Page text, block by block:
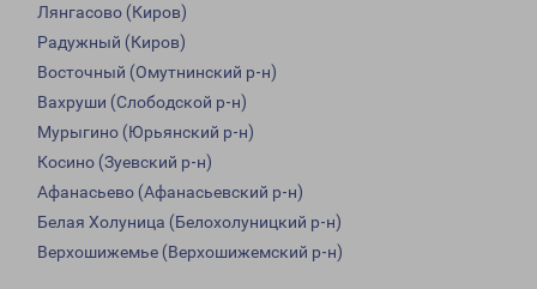
Лянгасово (Киров)
Радужный (Киров)
Восточный (Омутнинский р-н)
Вахруши (Слободской р-н)
Мурыгино (Юрьянский р-н)
Косино (Зуевский р-н)
Афанасьево (Афанасьевский р-н)
Белая Холуница (Белохолуницкий р-н)
Верхошижемье (Верхошижемский р-н)